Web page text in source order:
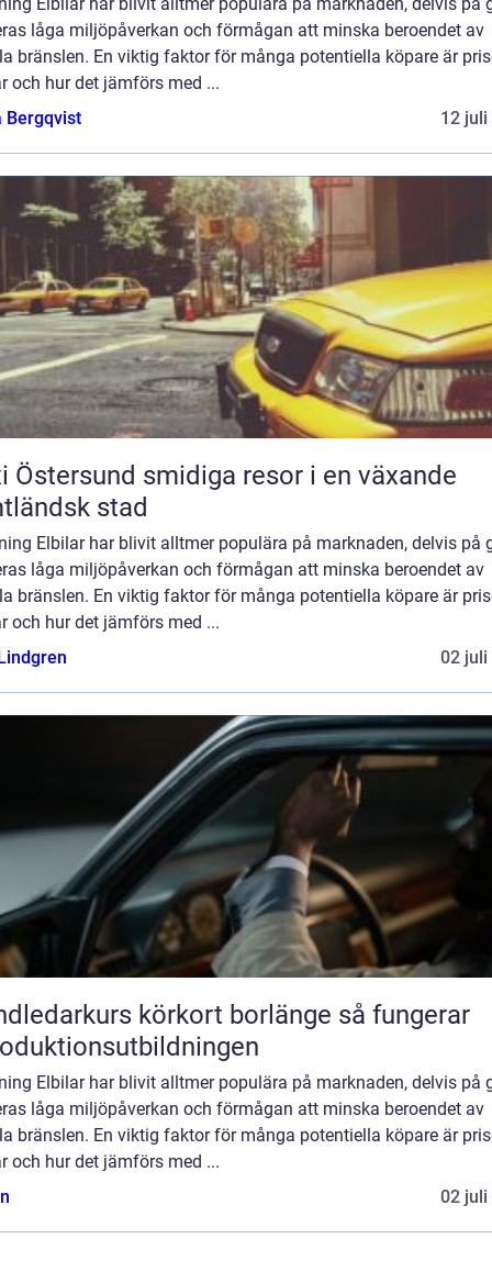
låga miljöpåverkan och förmågan att minska beroendet av
bränslen. En viktig faktor för många potentiella köpare är
och hur det jämförs med ...
Bergqvist
12 juli
smidiga resor i en växande
stad
Elbilar har blivit alltmer populära på marknaden, delvis på
låga miljöpåverkan och förmågan att minska beroendet av
bränslen. En viktig faktor för många potentiella köpare är
och hur det jämförs med ...
02 juli
körkort borlänge så fungerar
Elbilar har blivit alltmer populära på marknaden, delvis på
låga miljöpåverkan och förmågan att minska beroendet av
bränslen. En viktig faktor för många potentiella köpare är
och hur det jämförs med ...
02 juli